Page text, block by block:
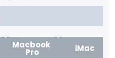
Macbook
Pro iMac